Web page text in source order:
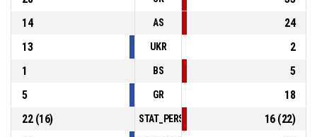
14
AS
24
13
UKR
2
1
BS
5
5
GR
18
22(16) 16(22)